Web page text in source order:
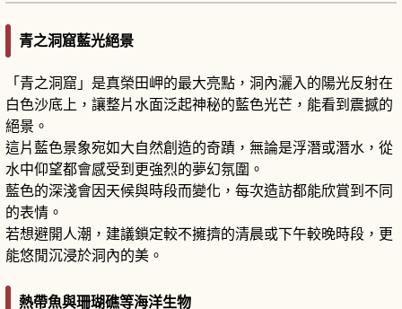
青之洞窟藍光絕景
「青之洞窟」是真榮田岬的最大亮點，洞內灑入的陽光反射在
白色沙底上，讓整片水面泛起神秘的藍色光芒，能看到震撼的
絕景。
這片藍色景象宛如大自然創造的奇蹟，無論是浮潛或潛水，從
水中仰望都會感受到更強烈的夢幻氛圍。
藍色的深淺會因天候與時段而變化，每次造訪都能欣賞到不同
的表情。
若想避開人潮，建議鎖定較不擁擠的清晨或下午較晚時段，更
能悠閒沉浸於洞內的美。
熱帶魚與珊瑚礁等海洋生物